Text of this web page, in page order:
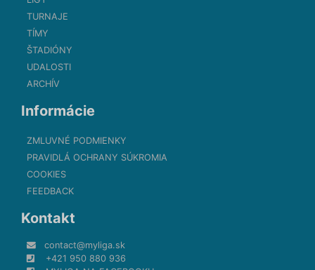
TURNAJE
TÍMY
ŠTADIÓNY
UDALOSTI
ARCHÍV
Informácie
ZMLUVNÉ PODMIENKY
PRAVIDLÁ OCHRANY SÚKROMIA
COOKIES
FEEDBACK
Kontakt
contact@myliga.sk
+421 950 880 936